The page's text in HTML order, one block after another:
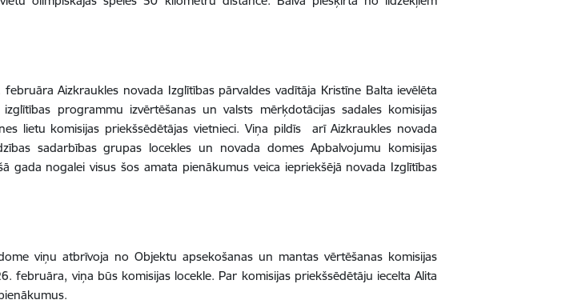
Aizkraukles novada Izglītības pārvaldes vadītāja Kristīne Balta ievēlēta
programmu izvērtēšanas un valsts mērķdotācijas sadales komisijas
lietu komisijas priekšsēdētājas vietnieci. Viņa pildīs arī Aizkraukles novada
sadarbības grupas locekles un novada domes Apbalvojumu komisijas
gada nogalei visus šos amata pienākumus veica iepriekšējā novada Izglītības
viņu atbrīvoja no Objektu apsekošanas un mantas vērtēšanas komisijas
februāra, viņa būs komisijas locekle. Par komisijas priekšsēdētāju iecelta Alita